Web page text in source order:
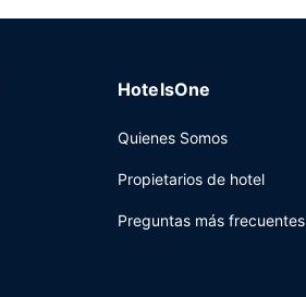
HotelsOne
Quienes Somos
Propietarios de hotel
Preguntas más frecuentes